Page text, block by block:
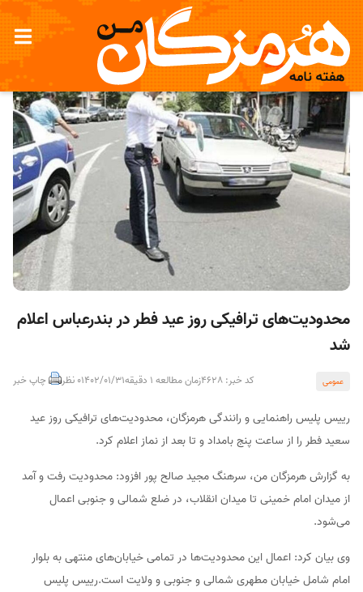
محدودیت‌های ترافیکی روز عید فطر در بندرعباس اعلام
شد
عمومی کد خبر: 4628 زمان مطالعه 1 دقیقه 1402/01/310 نظر چاپ خبر
رییس پلیس راهنمایی و رانندگی هرمزگان، محدودیت‌های ترافیکی روز عید
سعید فطر را از ساعت پنج بامداد و تا بعد از نماز اعلام کرد.
به گزارش هرمزگان من، سرهنگ مجید صالح پور افزود: محدودیت رفت و آمد
از میدان امام خمینی تا میدان انقلاب، در ضلع شمالی و جنوبی اعمال
می‌شود.
وی بیان کرد: اعمال این محدودیت‌ها در تمامی خیابان‌های منتهی به بلوار
امام شامل خیابان مطهری شمالی و جنوبی و ولایت است.رییس پلیس